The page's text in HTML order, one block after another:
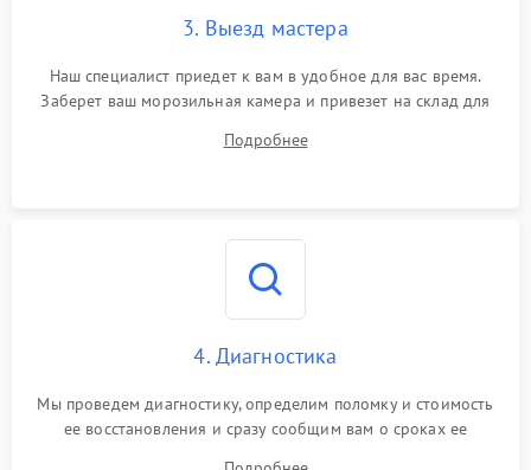
3. Выезд мастера
Наш специалист приедет к вам в удобное для вас время.
Заберет ваш морозильная камера и привезет на склад для
Подробнее
4. Диагностика
Мы проведем диагностику, определим поломку и стоимость
ее восстановления и сразу сообщим вам о сроках ее